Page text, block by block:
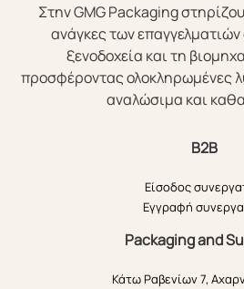
Στην GMG Packaging
ανάγκες των
ξενοδοχεία και τη
προσφέροντας ολοκληρωμένες
αναλώσιμα και
B2B
Είσοδος
Εγγραφή
Packaging and
Κάτω Ραβενίων 7,